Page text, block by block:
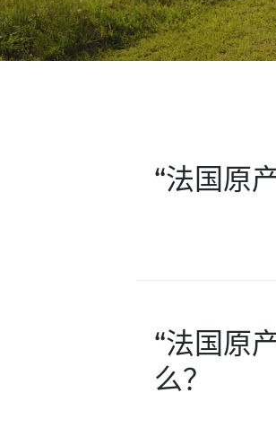
“法国原
“法国原
么？